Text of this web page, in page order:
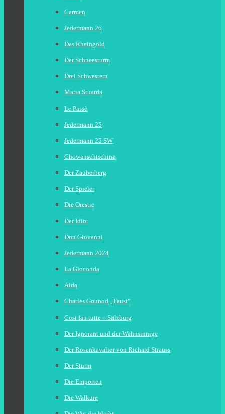
Carmen
Jedermann 26
Das Rheingold
Der Schneesturm
Drei Schwestern
Maria Stuarda
Le Passè
Jedermann 25
Jedermann 25 SW
Chowanschtschina
Der Zauberberg
Der Spieler
Die Orestie
Der Idiot
Don Giovanni
Jedermann 2024
La Gioconda
Aida
Charles Gounod „Faust“
Cosi fan tutte – Salzburg
Der Ignorant und der Wahnsinnige
Der Rosenkavalier von Richard Strauss
Der Sturm
Die Empörten
Die Walküre